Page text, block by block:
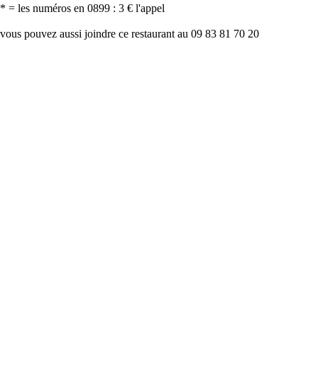
* = les numéros en 0899 : 3 € l'appel
vous pouvez aussi joindre ce restaurant au 09 83 81 70 20